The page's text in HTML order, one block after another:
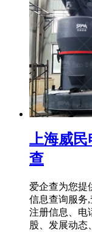
上海威民
查
爱企查为您提
信息查询服务
注册信息、电
股、发展动态